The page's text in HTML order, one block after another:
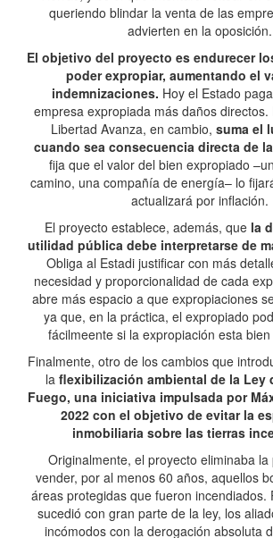
queriendo blindar la venta de las
advierten en la oposición.
El objetivo del proyecto es endurecer
poder expropiar, aumentando el
indemnizaciones. Hoy el Estado
empresa expropiada más daños directos.
Libertad Avanza, en cambio, suma el
cuando sea consecuencia directa de
fija que el valor del bien expropiado
camino, una compañía de energía– lo
actualizará por inflación.
El proyecto establece, además, que la
utilidad pública debe interpretarse de
Obliga al Estadi justificar con más
necesidad y proporcionalidad de cada
abre más espacio a que expropiaciones
ya que, en la práctica, el expropiado
fácilmeente si la expropiación esta
Finalmente, otro de los cambios que
la flexibilización ambiental de la Ley
Fuego, una iniciativa impulsada por
2022 con el objetivo de evitar la
inmobiliaria sobre las tierras
Originalmente, el proyecto eliminaba
vender, por al menos 60 años, aquellos
áreas protegidas que fueron incendiados.
sucedió con gran parte de la ley, los
incómodos con la derogación absoluta